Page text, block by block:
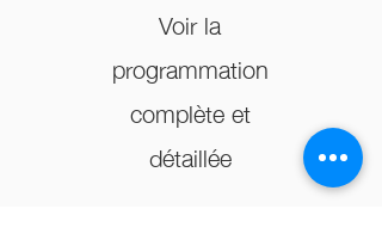
Voir la
programmation
complète et
détaillée